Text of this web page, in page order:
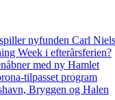
nyfunden Carl
Week i efterårsferien?
med ny Hamlet
tilpasset program
Bryggen og Halen